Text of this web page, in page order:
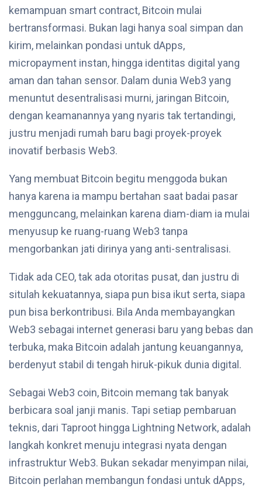
kemampuan smart contract, Bitcoin mulai
bertransformasi. Bukan lagi hanya soal simpan dan
kirim, melainkan pondasi untuk dApps,
micropayment instan, hingga identitas digital yang
aman dan tahan sensor. Dalam dunia Web3 yang
menuntut desentralisasi murni, jaringan Bitcoin,
dengan keamanannya yang nyaris tak tertandingi,
justru menjadi rumah baru bagi proyek-proyek
inovatif berbasis Web3.
Yang membuat Bitcoin begitu menggoda bukan
hanya karena ia mampu bertahan saat badai pasar
mengguncang, melainkan karena diam-diam ia mulai
menyusup ke ruang-ruang Web3 tanpa
mengorbankan jati dirinya yang anti-sentralisasi.
Tidak ada CEO, tak ada otoritas pusat, dan justru di
situlah kekuatannya, siapa pun bisa ikut serta, siapa
pun bisa berkontribusi. Bila Anda membayangkan
Web3 sebagai internet generasi baru yang bebas dan
terbuka, maka Bitcoin adalah jantung keuangannya,
berdenyut stabil di tengah hiruk-pikuk dunia digital.
Sebagai Web3 coin, Bitcoin memang tak banyak
berbicara soal janji manis. Tapi setiap pembaruan
teknis, dari Taproot hingga Lightning Network, adalah
langkah konkret menuju integrasi nyata dengan
infrastruktur Web3. Bukan sekadar menyimpan nilai,
Bitcoin perlahan membangun fondasi untuk dApps,